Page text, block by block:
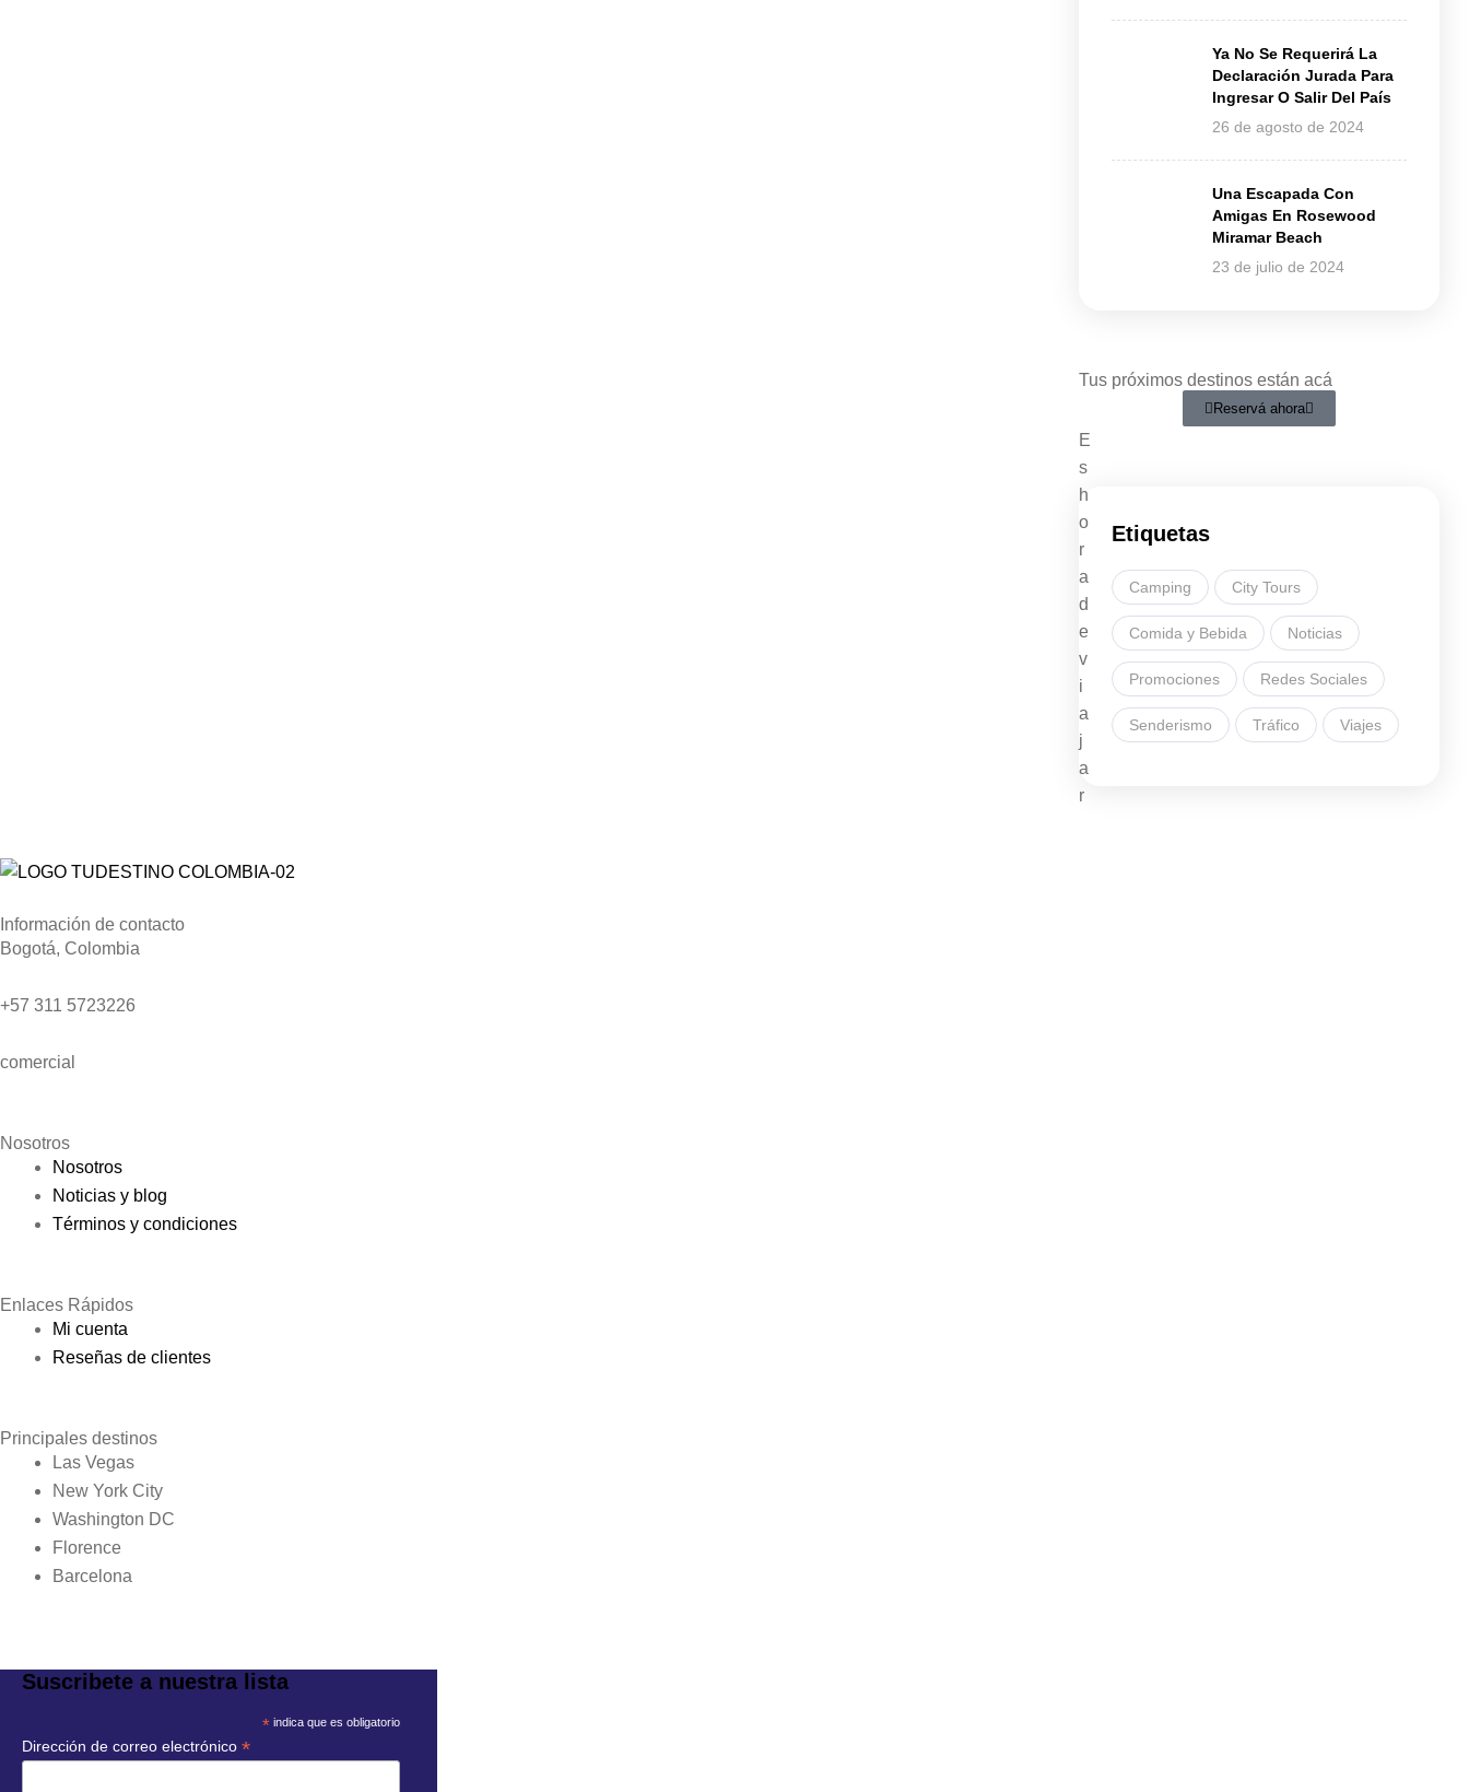
26 de agosto de 2024
Ya No Se Requerirá La
Declaración Jurada Para
Ingresar O Salir Del País
23 de julio de 2024
Una Escapada Con
Amigas En Rosewood
Miramar Beach
Tus próximos destinos están acá
Reservá ahora
E
s
h
o
r
a
d
e
v
i
a
j
a
r
Etiquetas
Camping City Tours
Comida y Bebida Noticias
Promociones Redes Sociales
Senderismo Tráfico Viajes
Información de contacto
Bogotá, Colombia
+57 311 5723226
comercial
Nosotros
Nosotros
Noticias y blog
Términos y condiciones
Enlaces Rápidos
Mi cuenta
Reseñas de clientes
Principales destinos
Las Vegas
New York City
Washington DC
Florence
Barcelona
Suscribete a nuestra lista
*indica que es obligatorio
Dirección de correo electrónico *